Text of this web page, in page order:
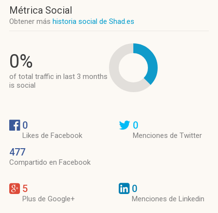
Métrica Social
Obtener más historia social de Shad.es
0%
of total traffic in last 3 months
is social
0
Likes de Facebook
477
Compartido en Facebook
0
Menciones de Twitter
5
Plus de Google+
0
Menciones de Linkedin